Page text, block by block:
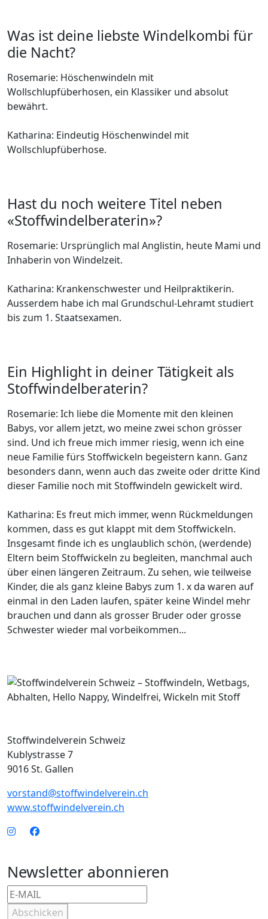
Was ist deine liebste Windelkombi für
die Nacht?
Rosemarie: Höschenwindeln mit
Wollschlupfüberhosen, ein Klassiker und absolut
bewährt.
Katharina: Eindeutig Höschenwindel mit
Wollschlupfüberhose.
Hast du noch weitere Titel neben
«Stoffwindelberaterin»?
Rosemarie: Ursprünglich mal Anglistin, heute Mami und
Inhaberin von Windelzeit.
Katharina: Krankenschwester und Heilpraktikerin.
Ausserdem habe ich mal Grundschul-Lehramt studiert
bis zum 1. Staatsexamen.
Ein Highlight in deiner Tätigkeit als
Stoffwindelberaterin?
Rosemarie: Ich liebe die Momente mit den kleinen
Babys, vor allem jetzt, wo meine zwei schon grösser
sind. Und ich freue mich immer riesig, wenn ich eine
neue Familie fürs Stoffwickeln begeistern kann. Ganz
besonders dann, wenn auch das zweite oder dritte Kind
dieser Familie noch mit Stoffwindeln gewickelt wird.
Katharina: Es freut mich immer, wenn Rückmeldungen
kommen, dass es gut klappt mit dem Stoffwickeln.
Insgesamt finde ich es unglaublich schön, (werdende)
Eltern beim Stoffwickeln zu begleiten, manchmal auch
über einen längeren Zeitraum. Zu sehen, wie teilweise
Kinder, die als ganz kleine Babys zum 1. x da waren auf
einmal in den Laden laufen, später keine Windel mehr
brauchen und dann als grosser Bruder oder grosse
Schwester wieder mal vorbeikommen...
Stoffwindelverein Schweiz
Kublystrasse 7
9016 St. Gallen
vorstand@stoffwindelverein.ch
www.stoffwindelverein.ch
Newsletter abonnieren
Abschicken